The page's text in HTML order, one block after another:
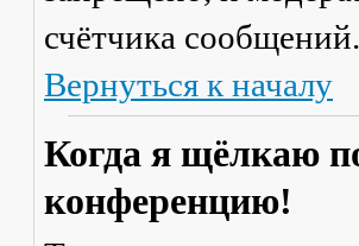
счётчика сообщений.
Вернуться к началу
Когда я щёлкаю
конференцию!